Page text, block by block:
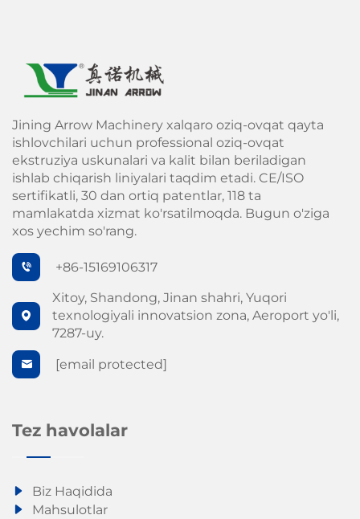
Jining Arrow Machinery xalqaro oziq-ovqat qayta
ishlovchilari uchun professional oziq-ovqat
ekstruziya uskunalari va kalit bilan beriladigan
ishlab chiqarish liniyalari taqdim etadi. CE/ISO
sertifikatli, 30 dan ortiq patentlar, 118 ta
mamlakatda xizmat ko'rsatilmoqda. Bugun o'ziga
xos yechim so'rang.
+86-15169106317
Xitoy, Shandong, Jinan shahri, Yuqori
texnologiyali innovatsion zona, Aeroport yo'li,
7287-uy.
[email protected]
Tez havolalar
Biz Haqidida
Mahsulotlar